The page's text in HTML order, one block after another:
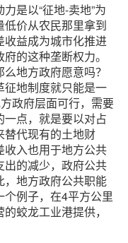
是以“征地-卖地”为
价从农民那里拿到
益成为城市化推进
的这种垄断权力。
地方政府愿意吗？
地制度就只能是一
政府层面可行，需要
点，就是要以对占
替代现有的土地财
入也用于地方公共
出的减少，政府公共
地方政府公共职能
例子，在4平方公里
蛟龙工业港提供，